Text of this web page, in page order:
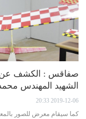
صفاقس : الكشف عن
الشهيد المهندس محمد
2019-12-06 20:33
كما سيقام معرض للصور